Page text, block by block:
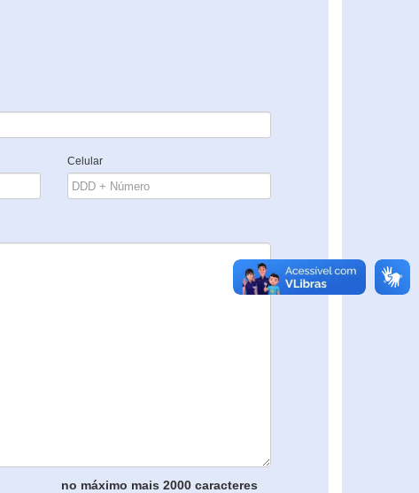
Celular
no máximo mais 2000 caracteres